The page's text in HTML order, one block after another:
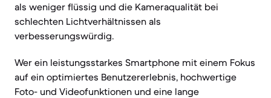
als weniger flüssig und die Kameraqualität bei
schlechten Lichtverhältnissen als
verbesserungswürdig.
Wer ein leistungsstarkes Smartphone mit einem Fokus
auf ein optimiertes Benutzererlebnis, hochwertige
Foto- und Videofunktionen und eine lange